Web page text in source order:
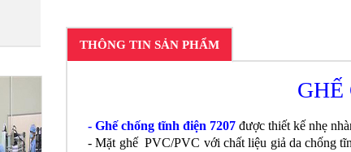
THÔNG TIN SẢN PHẨM
GHẾ
- Ghế chống tĩnh điện 7207 được thiết kế nhẹ
- Mặt ghế PVC/PVC với chất liệu giả da chống